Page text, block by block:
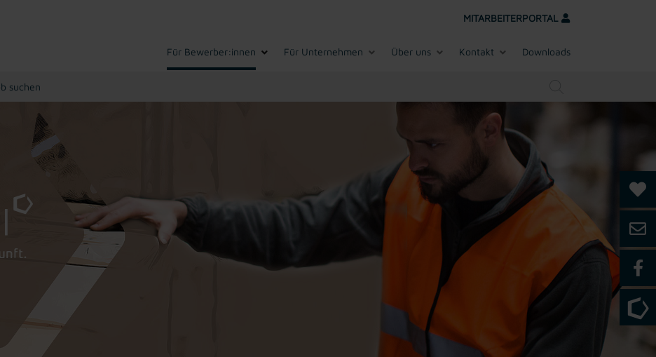
MITARBEITERPORTAL
Für Bewerber:innen Für Unternehmen Über uns Kontakt Downloads
suchen